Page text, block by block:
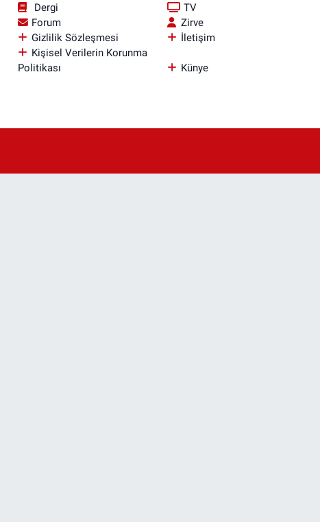
Dergi
TV
Forum
Zirve
Gizlilik Sözleşmesi
İletişim
Kişisel Verilerin Korunma
Politikası
Künye